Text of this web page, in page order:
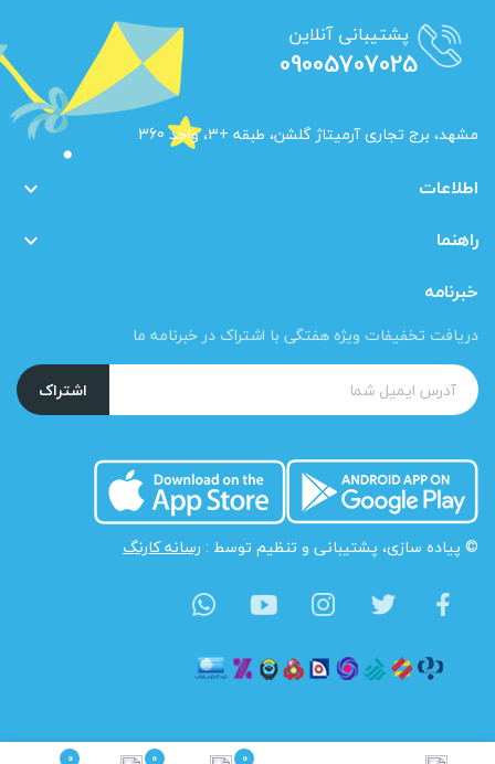
0
0
0
پشتیبانی آنلاین
09005707025
مشهد، برج تجاری آرمیتاژ گلشن، طبقه +3، واحد 360
اطلاعات 
راهنما 
خبرنامه
دریافت تخفیفات ویژه هفتگی با اشتراک در خبرنامه ما
اشتراک
© پیاده سازی، پشتیبانی و تنظیم توسط : رسانه کارنگ